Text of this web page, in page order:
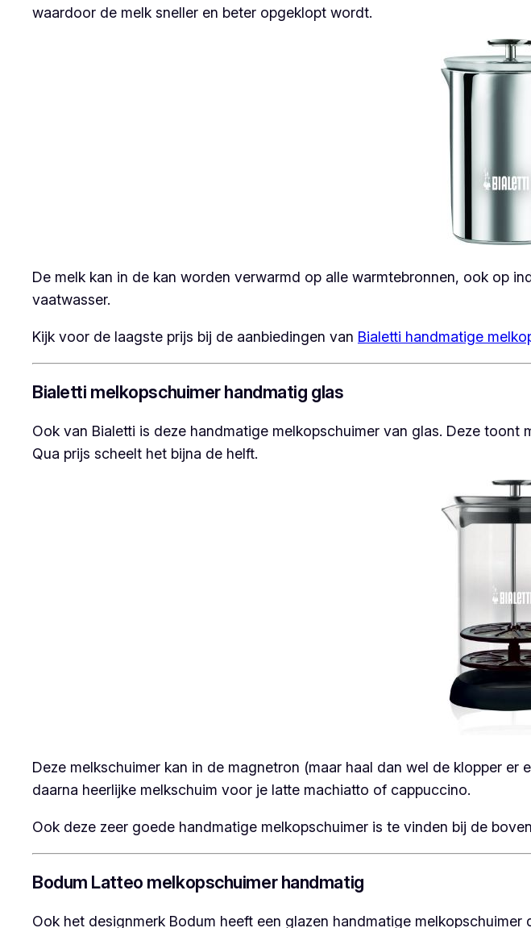
waardoor de melk sneller en beter opgeklopt wordt.
De melk kan in de kan worden verwarmd op alle warmtebronnen, ook op
vaatwasser.
Kijk voor de laagste prijs bij de aanbiedingen van Bialetti handmatige
Bialetti melkopschuimer handmatig glas
Ook van Bialetti is deze handmatige melkopschuimer van glas. Deze
Qua prijs scheelt het bijna de helft.
Deze melkschuimer kan in de magnetron (maar haal dan wel de klopper
daarna heerlijke melkschuim voor je latte machiatto of cappuccino.
Ook deze zeer goede handmatige melkopschuimer is te vinden bij de
Bodum Latteo melkopschuimer handmatig
Ook het designmerk Bodum heeft een glazen handmatige